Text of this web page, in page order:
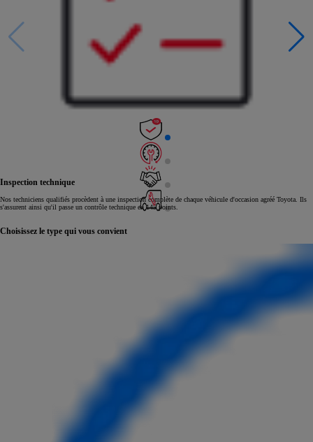
Inspection technique
Nos techniciens qualifiés procèdent à une inspection complète de chaque véhicule d'occasion agréé Toyota. Ils
s'assurent ainsi qu'il passe un contrôle technique en 145 points.
Choisissez le type qui vous convient